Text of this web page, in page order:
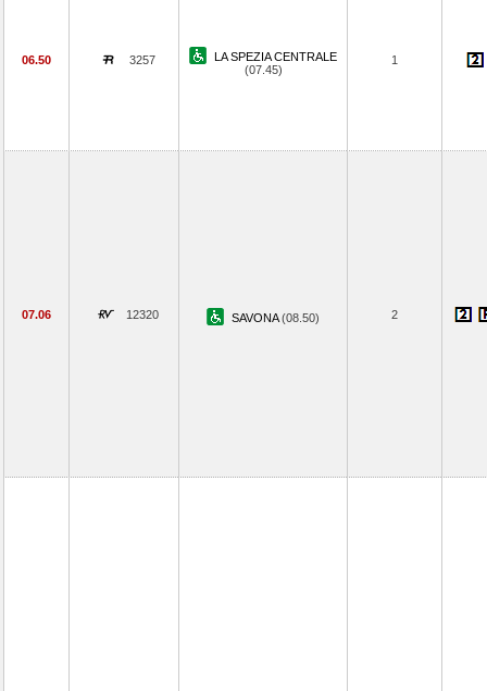
06.50 3257
LA SPEZIA CENTRALE
(07.45)
1
07.06 12320 SAVONA(08.50) 2